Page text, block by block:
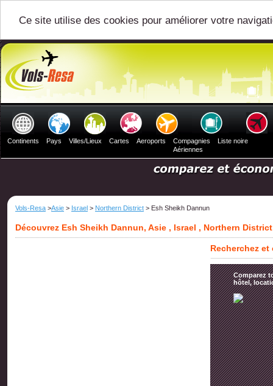
Ce site utilise des cookies pour améliorer votre
Continents Pays Villes/Lieux Cartes Aeroports
Compagnies
Aériennes
Liste noire
Vols-Resa >Asie > Israel > Northern District > Esh Sheikh Dannun
Découvrez Esh Sheikh Dannun, Asie , Israel , Northern District
Recherchez
Comparez
hôtel,